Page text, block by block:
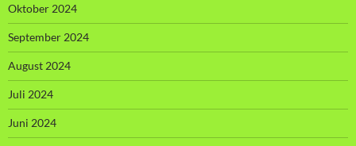
Oktober 2024
September 2024
August 2024
Juli 2024
Juni 2024